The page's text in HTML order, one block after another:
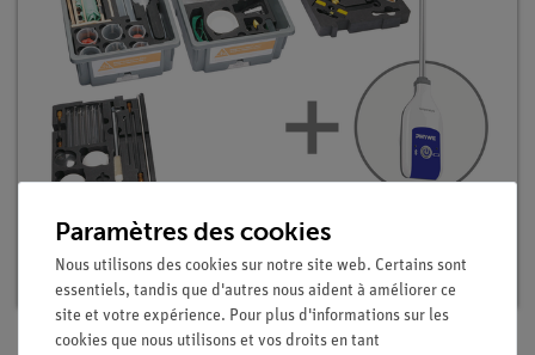
Coffret TESS Chimie générale, CH-1
Article n°. 25300-88D | Type : Set
Paramètres des cookies
Nous utilisons des cookies sur notre site web. Certains sont
essentiels, tandis que d'autres nous aident à améliorer ce
site et votre expérience. Pour plus d'informations sur les
cookies que nous utilisons et vos droits en tant